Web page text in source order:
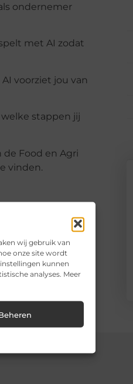
wij gebruik van
onze site wordt
kunnen
analyses. Meer
ondernemer
met AI zodat
voorziet jou van
stappen jij
Food en Agri
vinden.
, telers,vorraad